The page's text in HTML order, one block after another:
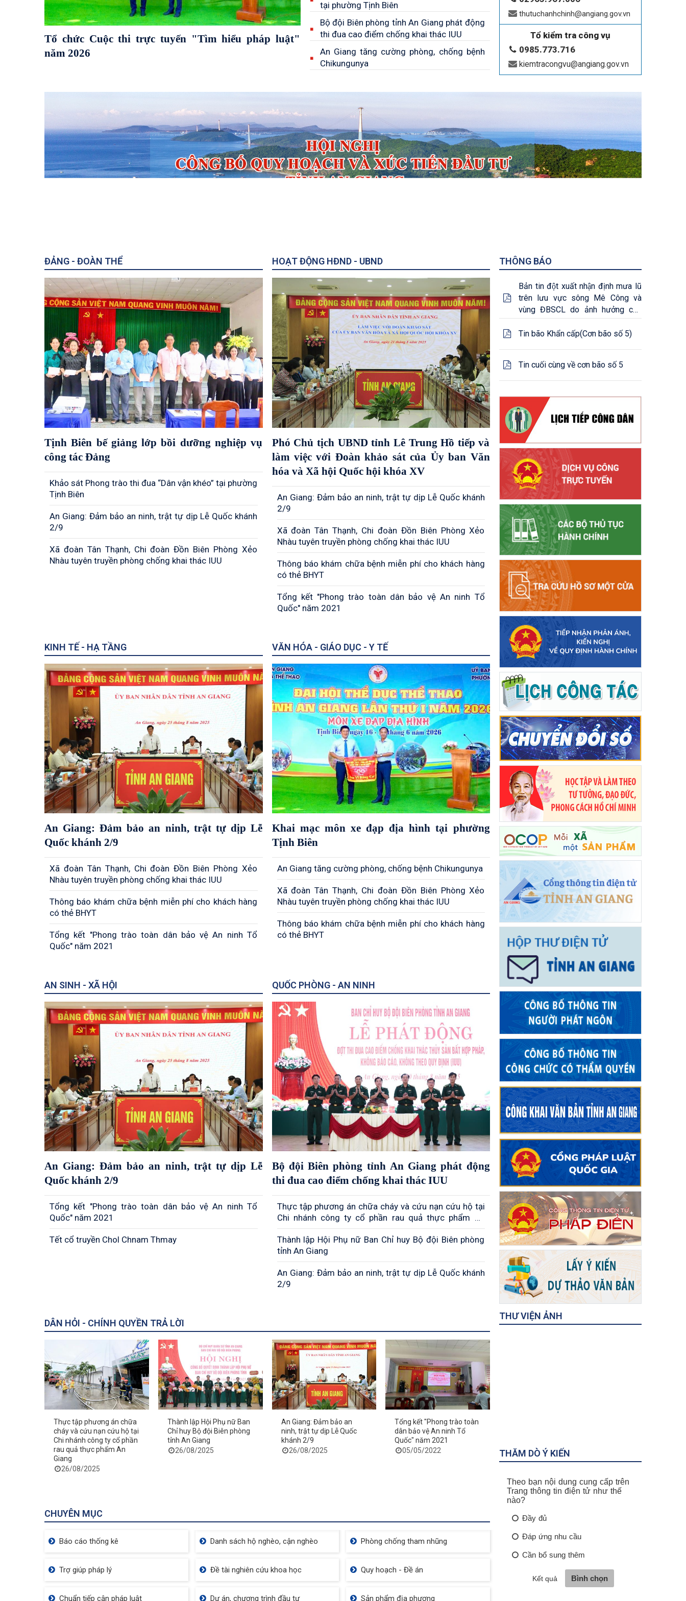
Tổ chức Cuộc thi trực tuyến "Tìm hiểu pháp luật"
năm 2026
tại phường Tịnh Biên
Bộ đội Biên phòng tỉnh An Giang phát động
thi đua cao điểm chống khai thác IUU
An Giang tăng cường phòng, chống bệnh
Chikungunya
làm việc với Đoàn khảo sát của Ủy ban Văn
hóa và Xã hội Quốc hội khóa XV
Xã đoàn Tân Thạnh, Chi đoàn Đồn Biên
Phòng Xẻo Nhàu tuyên truyền phòng chống
khai thác IUU
Thông báo khám chữa bệnh miễn phí cho
khách hàng có thẻ BHYT
thutuchanhchinh@angiang.gov.vn
Tổ kiểm tra công vụ
0985.773.716
kiemtracongvu@angiang.gov.vn
ĐẢNG - ĐOÀN THỂ
Tịnh Biên bế giảng lớp bồi dưỡng nghiệp vụ
công tác Đảng
Khảo sát Phong trào thi đua “Dân vận khéo” tại phường
Tịnh Biên
An Giang: Đảm bảo an ninh, trật tự dịp Lễ Quốc khánh
2/9
Xã đoàn Tân Thạnh, Chi đoàn Đồn Biên Phòng Xẻo
Nhàu tuyên truyền phòng chống khai thác IUU
HOẠT ĐỘNG HĐND - UBND
Phó Chủ tịch UBND tỉnh Lê Trung Hồ tiếp và
làm việc với Đoàn khảo sát của Ủy ban Văn
hóa và Xã hội Quốc hội khóa XV
An Giang: Đảm bảo an ninh, trật tự dịp Lễ Quốc khánh
2/9
Xã đoàn Tân Thạnh, Chi đoàn Đồn Biên Phòng Xẻo
Nhàu tuyên truyền phòng chống khai thác IUU
Thông báo khám chữa bệnh miễn phí cho khách hàng
có thẻ BHYT
Tổng kết "Phong trào toàn dân bảo vệ An ninh Tổ
Quốc" năm 2021
KINH TẾ - HẠ TẦNG
An Giang: Đảm bảo an ninh, trật tự dịp Lễ
Quốc khánh 2/9
Xã đoàn Tân Thạnh, Chi đoàn Đồn Biên Phòng Xẻo
Nhàu tuyên truyền phòng chống khai thác IUU
Thông báo khám chữa bệnh miễn phí cho khách hàng
có thẻ BHYT
Tổng kết "Phong trào toàn dân bảo vệ An ninh Tổ
Quốc" năm 2021
VĂN HÓA - GIÁO DỤC - Y TẾ
Khai mạc môn xe đạp địa hình tại phường
Tịnh Biên
An Giang tăng cường phòng, chống bệnh Chikungunya
Xã đoàn Tân Thạnh, Chi đoàn Đồn Biên Phòng Xẻo
Nhàu tuyên truyền phòng chống khai thác IUU
Thông báo khám chữa bệnh miễn phí cho khách hàng
có thẻ BHYT
AN SINH - XÃ HỘI
An Giang: Đảm bảo an ninh, trật tự dịp Lễ
Quốc khánh 2/9
Tổng kết "Phong trào toàn dân bảo vệ An ninh Tổ
Quốc" năm 2021
Tết cổ truyền Chol Chnam Thmay
QUỐC PHÒNG - AN NINH
Bộ đội Biên phòng tỉnh An Giang phát động
thi đua cao điểm chống khai thác IUU
Thực tập phương án chữa cháy và cứu nạn cứu hộ tại
Chi nhánh công ty cổ phần rau quả thực phẩm An
Giang
Thành lập Hội Phụ nữ Ban Chỉ huy Bộ đội Biên phòng
tỉnh An Giang
An Giang: Đảm bảo an ninh, trật tự dịp Lễ Quốc khánh
2/9
DÂN HỎI - CHÍNH QUYỀN TRẢ LỜI
Thực tập phương án chữa
cháy và cứu nạn cứu hộ tại
Chi nhánh công ty cổ phần
rau quả thực phẩm An
Giang
26/08/2025
Thành lập Hội Phụ nữ Ban
Chỉ huy Bộ đội Biên phòng
tỉnh An Giang
26/08/2025
An Giang: Đảm bảo an
ninh, trật tự dịp Lễ Quốc
khánh 2/9
26/08/2025
Tổng kết "Phong trào toàn
dân bảo vệ An ninh Tổ
Quốc" năm 2021
05/05/2022
CHUYÊN MỤC
Báo cáo thống kê
Trợ giúp pháp lý
Chuẩn tiếp cận pháp luật
Danh sách hộ nghèo, cận nghèo
Đề tài nghiên cứu khoa học
Dự án, chương trình đầu tư
Phòng chống tham nhũng
Quy hoạch - Đề án
Sản phẩm địa phương
THÔNG BÁO
Bản tin đột xuất nhận định mưa lũ
trên lưu vực sông Mê Công và
vùng ĐBSCL do ảnh hưởng của
cơn bão số 5 - (25/08/2025)
Tin bão Khẩn cấp(Cơn bão số 5)
Tin cuối cùng về cơn bão số 5
THƯ VIỆN ẢNH
Tượng Đài Cá BaSa Khu Du Lịch Núi Cấm
Rừng Tràm Trà Sư
THĂM DÒ Ý KIẾN